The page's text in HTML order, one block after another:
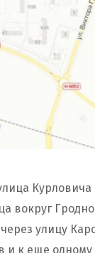
вокруг
улицу
и к еще